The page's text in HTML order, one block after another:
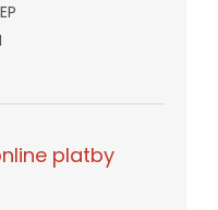
platby